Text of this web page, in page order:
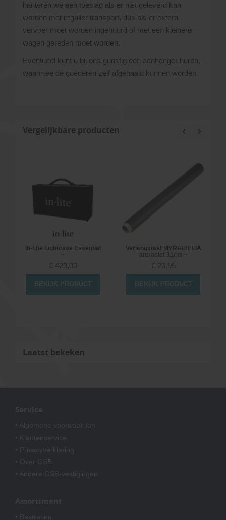
hanteren we een toeslag als er niet geleverd kan
worden met regulier transport, dus als er extern
vervoer moet worden ingehuurd of met een kleinere
wagen gereden moet worden.
Eventueel kunt u bij ons gunstig een aanhanger huren,
waarmee de goederen zelf afgehaald kunnen worden.
Vergelijkbare producten
In-Lite Lightcase Essential
~
€ 423,00
BEKIJK PRODUCT
Verlengstaaf MYRA/HELIA
antraciet 31cm ~
€ 20,95
BEKIJK PRODUCT
Laatst bekeken